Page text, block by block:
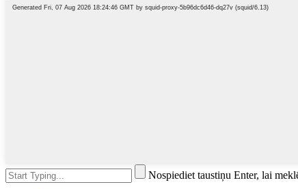
Nospiediet taustiņu Enter, lai